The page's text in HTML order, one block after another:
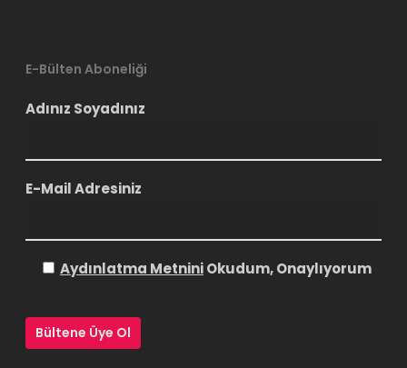
E-Bülten Aboneliği
Adınız Soyadınız
E-Mail Adresiniz
Aydınlatma MetniniOkudum, Onaylıyorum